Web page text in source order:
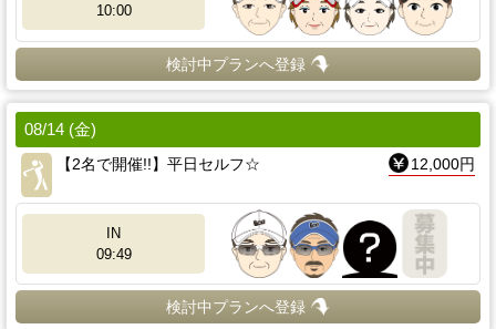
10:00
検討中プランへ登録
08/14 (金)
【2名で開催!!】平日セルフ☆
12,000円
IN
09:49
検討中プランへ登録